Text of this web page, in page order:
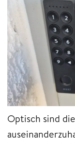
Optisch sind